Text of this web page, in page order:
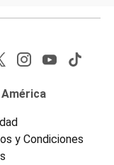
y Condiciones